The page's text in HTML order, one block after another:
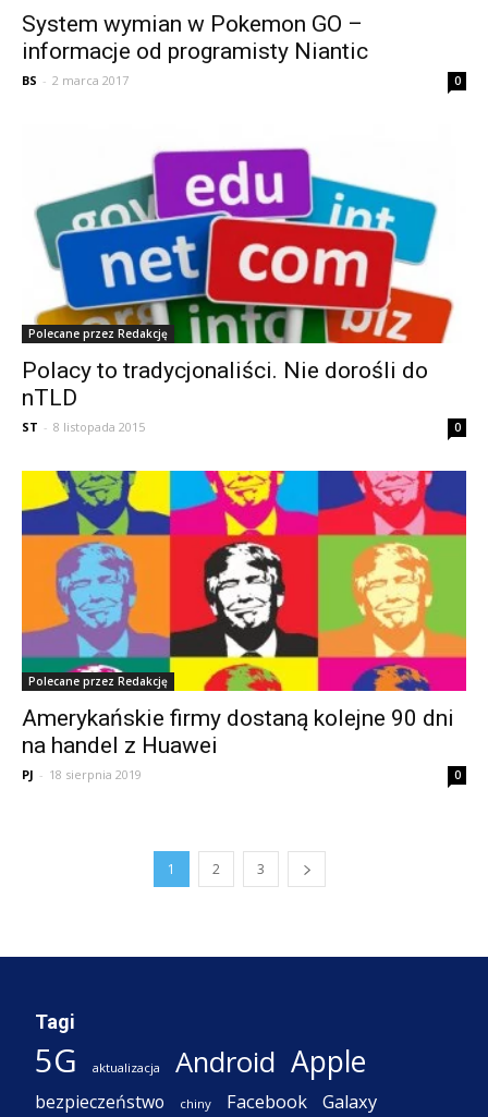
System wymian w Pokemon GO –
informacje od programisty Niantic
BS - 2 marca 2017 0
Polecane przez Redakcję
Polacy to tradycjonaliści. Nie dorośli do
nTLD
ST - 8 listopada 2015 0
Polecane przez Redakcję
Amerykańskie firmy dostaną kolejne 90 dni
na handel z Huawei
PJ - 18 sierpnia 2019 0
1 2 3
Tagi
5G aktualizacja Android Apple
bezpieczeństwo chiny Facebook Galaxy